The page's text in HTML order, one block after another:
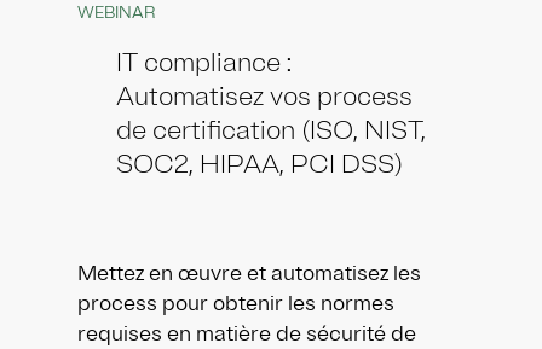
WEBINAR
IT compliance :
Automatisez vos process
de certification (ISO, NIST,
SOC2, HIPAA, PCI DSS)
Mettez en œuvre et automatisez les
process pour obtenir les normes
requises en matière de sécurité de